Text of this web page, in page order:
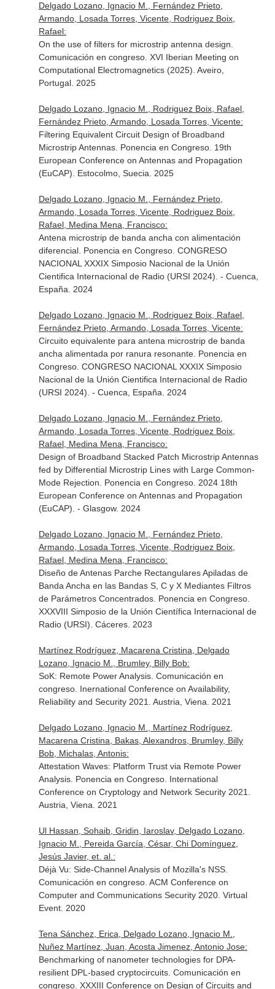
Delgado Lozano, Ignacio M., Fernández Prieto,
Armando, Losada Torres, Vicente, Rodriguez Boix,
Rafael:
On the use of filters for microstrip antenna design.
Comunicación en congreso. XVI Iberian Meeting on
Computational Electromagnetics (2025). Aveiro,
Portugal. 2025
Delgado Lozano, Ignacio M., Rodriguez Boix, Rafael,
Fernández Prieto, Armando, Losada Torres, Vicente:
Filtering Equivalent Circuit Design of Broadband
Microstrip Antennas. Ponencia en Congreso. 19th
European Conference on Antennas and Propagation
(EuCAP). Estocolmo, Suecia. 2025
Delgado Lozano, Ignacio M., Fernández Prieto,
Armando, Losada Torres, Vicente, Rodriguez Boix,
Rafael, Medina Mena, Francisco:
Antena microstrip de banda ancha con alimentación
diferencial. Ponencia en Congreso. CONGRESO
NACIONAL XXXIX Simposio Nacional de la Unión
Cientifica Internacional de Radio (URSI 2024). - Cuenca,
España. 2024
Delgado Lozano, Ignacio M., Rodriguez Boix, Rafael,
Fernández Prieto, Armando, Losada Torres, Vicente:
Circuito equivalente para antena microstrip de banda
ancha alimentada por ranura resonante. Ponencia en
Congreso. CONGRESO NACIONAL XXXIX Simposio
Nacional de la Unión Cientifica Internacional de Radio
(URSI 2024). - Cuenca, España. 2024
Delgado Lozano, Ignacio M., Fernández Prieto,
Armando, Losada Torres, Vicente, Rodriguez Boix,
Rafael, Medina Mena, Francisco:
Design of Broadband Stacked Patch Microstrip Antennas
fed by Differential Microstrip Lines with Large Common-
Mode Rejection. Ponencia en Congreso. 2024 18th
European Conference on Antennas and Propagation
(EuCAP). - Glasgow. 2024
Delgado Lozano, Ignacio M., Fernández Prieto,
Armando, Losada Torres, Vicente, Rodriguez Boix,
Rafael, Medina Mena, Francisco:
Diseño de Antenas Parche Rectangulares Apiladas de
Banda Ancha en las Bandas S, C y X Mediantes Filtros
de Parámetros Concentrados. Ponencia en Congreso.
XXXVIII Simposio de la Unión Científica Internacional de
Radio (URSI). Cáceres. 2023
Martínez Rodríguez, Macarena Cristina, Delgado
Lozano, Ignacio M., Brumley, Billy Bob:
SoK: Remote Power Analysis. Comunicación en
congreso. Inernational Conference on Availability,
Reliability and Security 2021. Austria, Viena. 2021
Delgado Lozano, Ignacio M., Martínez Rodríguez,
Macarena Cristina, Bakas, Alexandros, Brumley, Billy
Bob, Michalas, Antonis:
Attestation Waves: Platform Trust via Remote Power
Analysis. Ponencia en Congreso. International
Conference on Cryptology and Network Security 2021.
Austria, Viena. 2021
Ul Hassan, Sohaib, Gridin, Iaroslav, Delgado Lozano,
Ignacio M., Pereida García, César, Chi Domínguez,
Jesús Javier, et. al.:
Déjà Vu: Side-Channel Analysis of Mozilla's NSS.
Comunicación en congreso. ACM Conference on
Computer and Communications Security 2020. Virtual
Event. 2020
Tena Sánchez, Erica, Delgado Lozano, Ignacio M.,
Nuñez Martínez, Juan, Acosta Jimenez, Antonio Jose:
Benchmarking of nanometer technologies for DPA-
resilient DPL-based cryptocircuits. Comunicación en
congreso. XXXIII Conference on Design of Circuits and